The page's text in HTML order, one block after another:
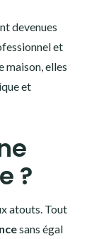
devenues
et
maison, elles
et
?
atouts. Tout
sans égal